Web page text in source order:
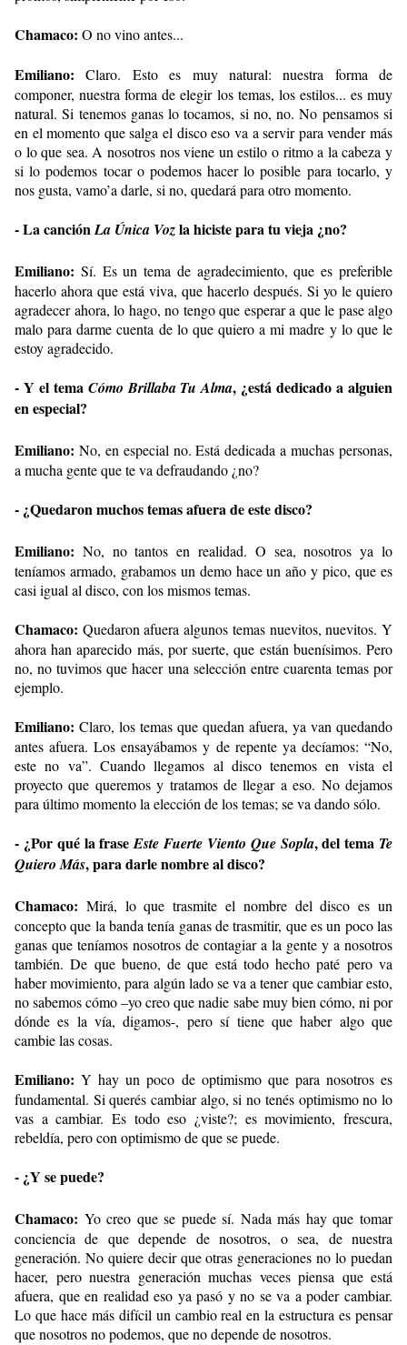
Chamaco: O no vino antes...
Emiliano:Claro. Esto es muy natural: nuestra forma de
componer, nuestra forma de elegir los temas, los estilos... es muy
natural. Si tenemos ganas lo tocamos, si no, no. No pensamos si
en el momento que salga el disco eso va a servir para vender más
o lo que sea. A nosotros nos viene un estilo o ritmo a la cabeza y
si lo podemos tocar o podemos hacer lo posible para tocarlo, y
nos gusta, vamo’a darle, si no, quedará para otro momento.
- La canciónLa Única Vozla hiciste para tu vieja ¿no?
Emiliano: Sí. Es un tema de agradecimiento, que es preferible
hacerlo ahora que está viva, que hacerlo después. Si yo le quiero
agradecer ahora, lo hago, no tengo que esperar a que le pase algo
malo para darme cuenta de lo que quiero a mi madre y lo que le
estoy agradecido.
- Y el tema Cómo Brillaba Tu Alma, ¿está dedicado a alguien
en especial?
Emiliano: No, en especial no. Está dedicada a muchas personas,
a mucha gente que te va defraudando ¿no?
- ¿Quedaron muchos temas afuera de este disco?
Emiliano: No, no tantos en realidad. O sea, nosotros ya lo
teníamos armado, grabamos un demo hace un año y pico, que es
casi igual al disco, con los mismos temas.
Chamaco: Quedaron afuera algunos temas nuevitos, nuevitos. Y
ahora han aparecido más, por suerte, que están buenísimos. Pero
no, no tuvimos que hacer una selección entre cuarenta temas por
ejemplo.
Emiliano: Claro, los temas que quedan afuera, ya van quedando
antes afuera. Los ensayábamos y de repente ya decíamos: “No,
este no va”. Cuando llegamos al disco tenemos en vista el
proyecto que queremos y tratamos de llegar a eso. No dejamos
para último momento la elección de los temas; se va dando sólo.
- ¿Por qué la fraseEste Fuerte Viento Que Sopla, del tema Te
Quiero Más, para darle nombre al disco?
Chamaco: Mirá, lo que trasmite el nombre del disco es un
concepto que la banda tenía ganas de trasmitir, que es un poco las
ganas que teníamos nosotros de contagiar a la gente y a nosotros
también. De que bueno, de que está todo hecho paté pero va
haber movimiento, para algún lado se va a tener que cambiar esto,
no sabemos cómo –yo creo que nadie sabe muy bien cómo, ni por
dónde es la vía, digamos-, pero sí tiene que haber algo que
cambie las cosas.
Emiliano:Y hay un poco de optimismo que para nosotros es
fundamental. Si querés cambiar algo, si no tenés optimismo no lo
vas a cambiar. Es todo eso ¿viste?; es movimiento, frescura,
rebeldía, pero con optimismo de que se puede.
- ¿Y se puede?
Chamaco: Yo creo que se puede sí. Nada más hay que tomar
conciencia de que depende de nosotros, o sea, de nuestra
generación. No quiere decir que otras generaciones no lo puedan
hacer, pero nuestra generación muchas veces piensa que está
afuera, que en realidad eso ya pasó y no se va a poder cambiar.
Lo que hace más difícil un cambio real en la estructura es pensar
que nosotros no podemos, que no depende de nosotros.